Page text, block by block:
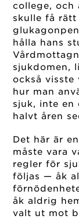
college, och
skulle få rätt
hålla hans
sjukdomen,
också visste
hur man
sjuk, inte en
halvt åren
Det här är
måste vara
regler för
följas — åk
åk aldrig
valt ut mot